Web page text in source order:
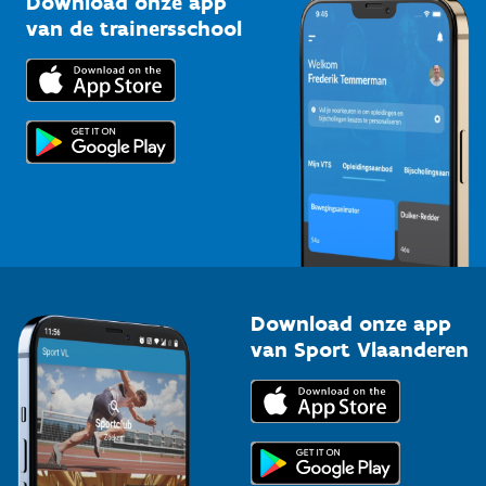
Bedrijven
Trainers en begeleiders
Topsporters
Downloads
Voor de pers
van de trainersschool
Download onze app
van Sport Vlaanderen